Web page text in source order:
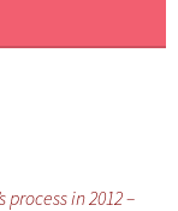
process in 2012 –